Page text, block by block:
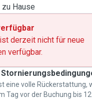
Hause
derzeit nicht für neue
verfügbar.
eine volle Rückerstattung,
Tag vor der Buchung bis